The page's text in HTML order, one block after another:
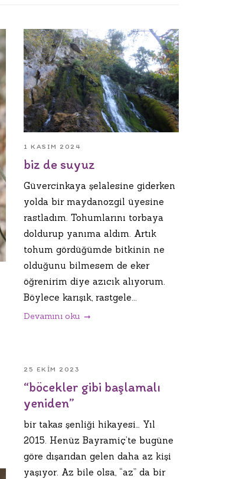
1 KASIM 2024
biz de suyuz
Güvercinkaya şelalesine giderken
yolda bir maydanozgil üyesine
rastladım. Tohumlarını torbaya
doldurup yanıma aldım. Artık
tohum gördüğümde bitkinin ne
olduğunu bilmesem de eker
öğrenirim diye azıcık alıyorum.
Böylece karışık, rastgele...
Devamını oku
25 EKIM 2023
“böcekler gibi başlamalı
yeniden”
bir takas şenliği hikayesi… Yıl
2015. Henüz Bayramiç’te bugüne
göre dışarıdan gelen daha az kişi
yaşıyor. Az bile olsa, “az” da bir